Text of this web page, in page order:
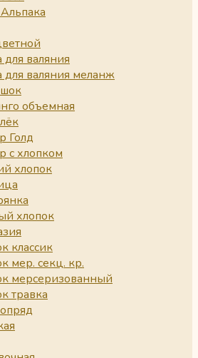
для валяния
для валяния меланж
объемная
Голд
с хлопком
хлопок
хлопок
классик
мер. секц. кр.
мерсеризованный
травка